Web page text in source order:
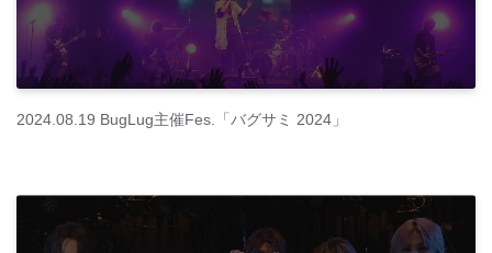
2024.08.19 BugLug主催Fes.「バグサミ 2024」